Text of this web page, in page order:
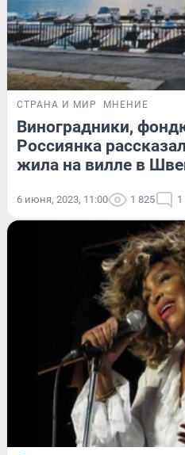
СТРАНА И МИР МНЕНИЕ
Виноградники,
Россиянка
жила на вилле в
6 июня, 2023, 11:00 1 825 1